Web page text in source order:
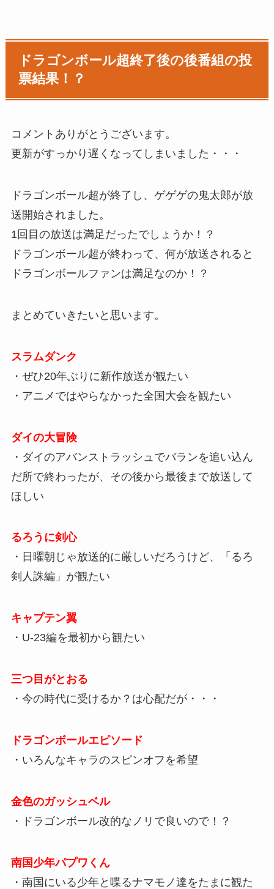
ドラゴンボール超終了後の後番組の投
票結果！？
コメントありがとうございます。
更新がすっかり遅くなってしまいました・・・
ドラゴンボール超が終了し、ゲゲゲの鬼太郎が放
送開始されました。
1回目の放送は満足だったでしょうか！？
ドラゴンボール超が終わって、何が放送されると
ドラゴンボールファンは満足なのか！？
まとめていきたいと思います。
スラムダンク
・ぜひ20年ぶりに新作放送が観たい
・アニメではやらなかった全国大会を観たい
ダイの大冒険
・ダイのアバンストラッシュでバランを追い込ん
だ所で終わったが、その後から最後まで放送して
ほしい
るろうに剣心
・日曜朝じゃ放送的に厳しいだろうけど、「るろ
剣人誅編」が観たい
キャプテン翼
・U-23編を最初から観たい
三つ目がとおる
・今の時代に受けるか？は心配だが・・・
ドラゴンボールエピソード
・いろんなキャラのスピンオフを希望
金色のガッシュベル
・ドラゴンボール改的なノリで良いので！？
南国少年パプワくん
・南国にいる少年と喋るナマモノ達をたまに観た